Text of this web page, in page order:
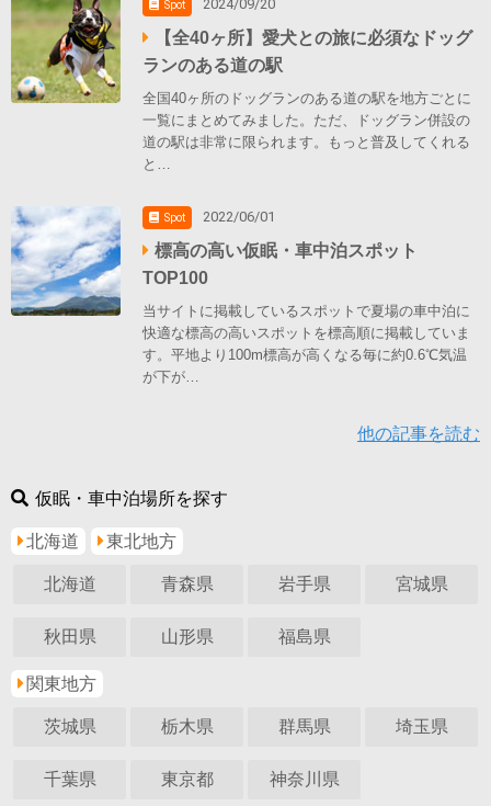
Spot 2024/09/20
【全40ヶ所】愛犬との旅に必須なドッグ
ランのある道の駅
全国40ヶ所のドッグランのある道の駅を地方ごとに
一覧にまとめてみました。ただ、ドッグラン併設の
道の駅は非常に限られます。もっと普及してくれる
と…
Spot 2022/06/01
標高の高い仮眠・車中泊スポット
TOP100
当サイトに掲載しているスポットで夏場の車中泊に
快適な標高の高いスポットを標高順に掲載していま
す。平地より100m標高が高くなる毎に約0.6℃気温
が下が…
他の記事を読む
仮眠・車中泊場所を探す
北海道 東北地方
北海道 青森県 岩手県 宮城県
秋田県 山形県 福島県
関東地方
茨城県 栃木県 群馬県 埼玉県
千葉県 東京都 神奈川県